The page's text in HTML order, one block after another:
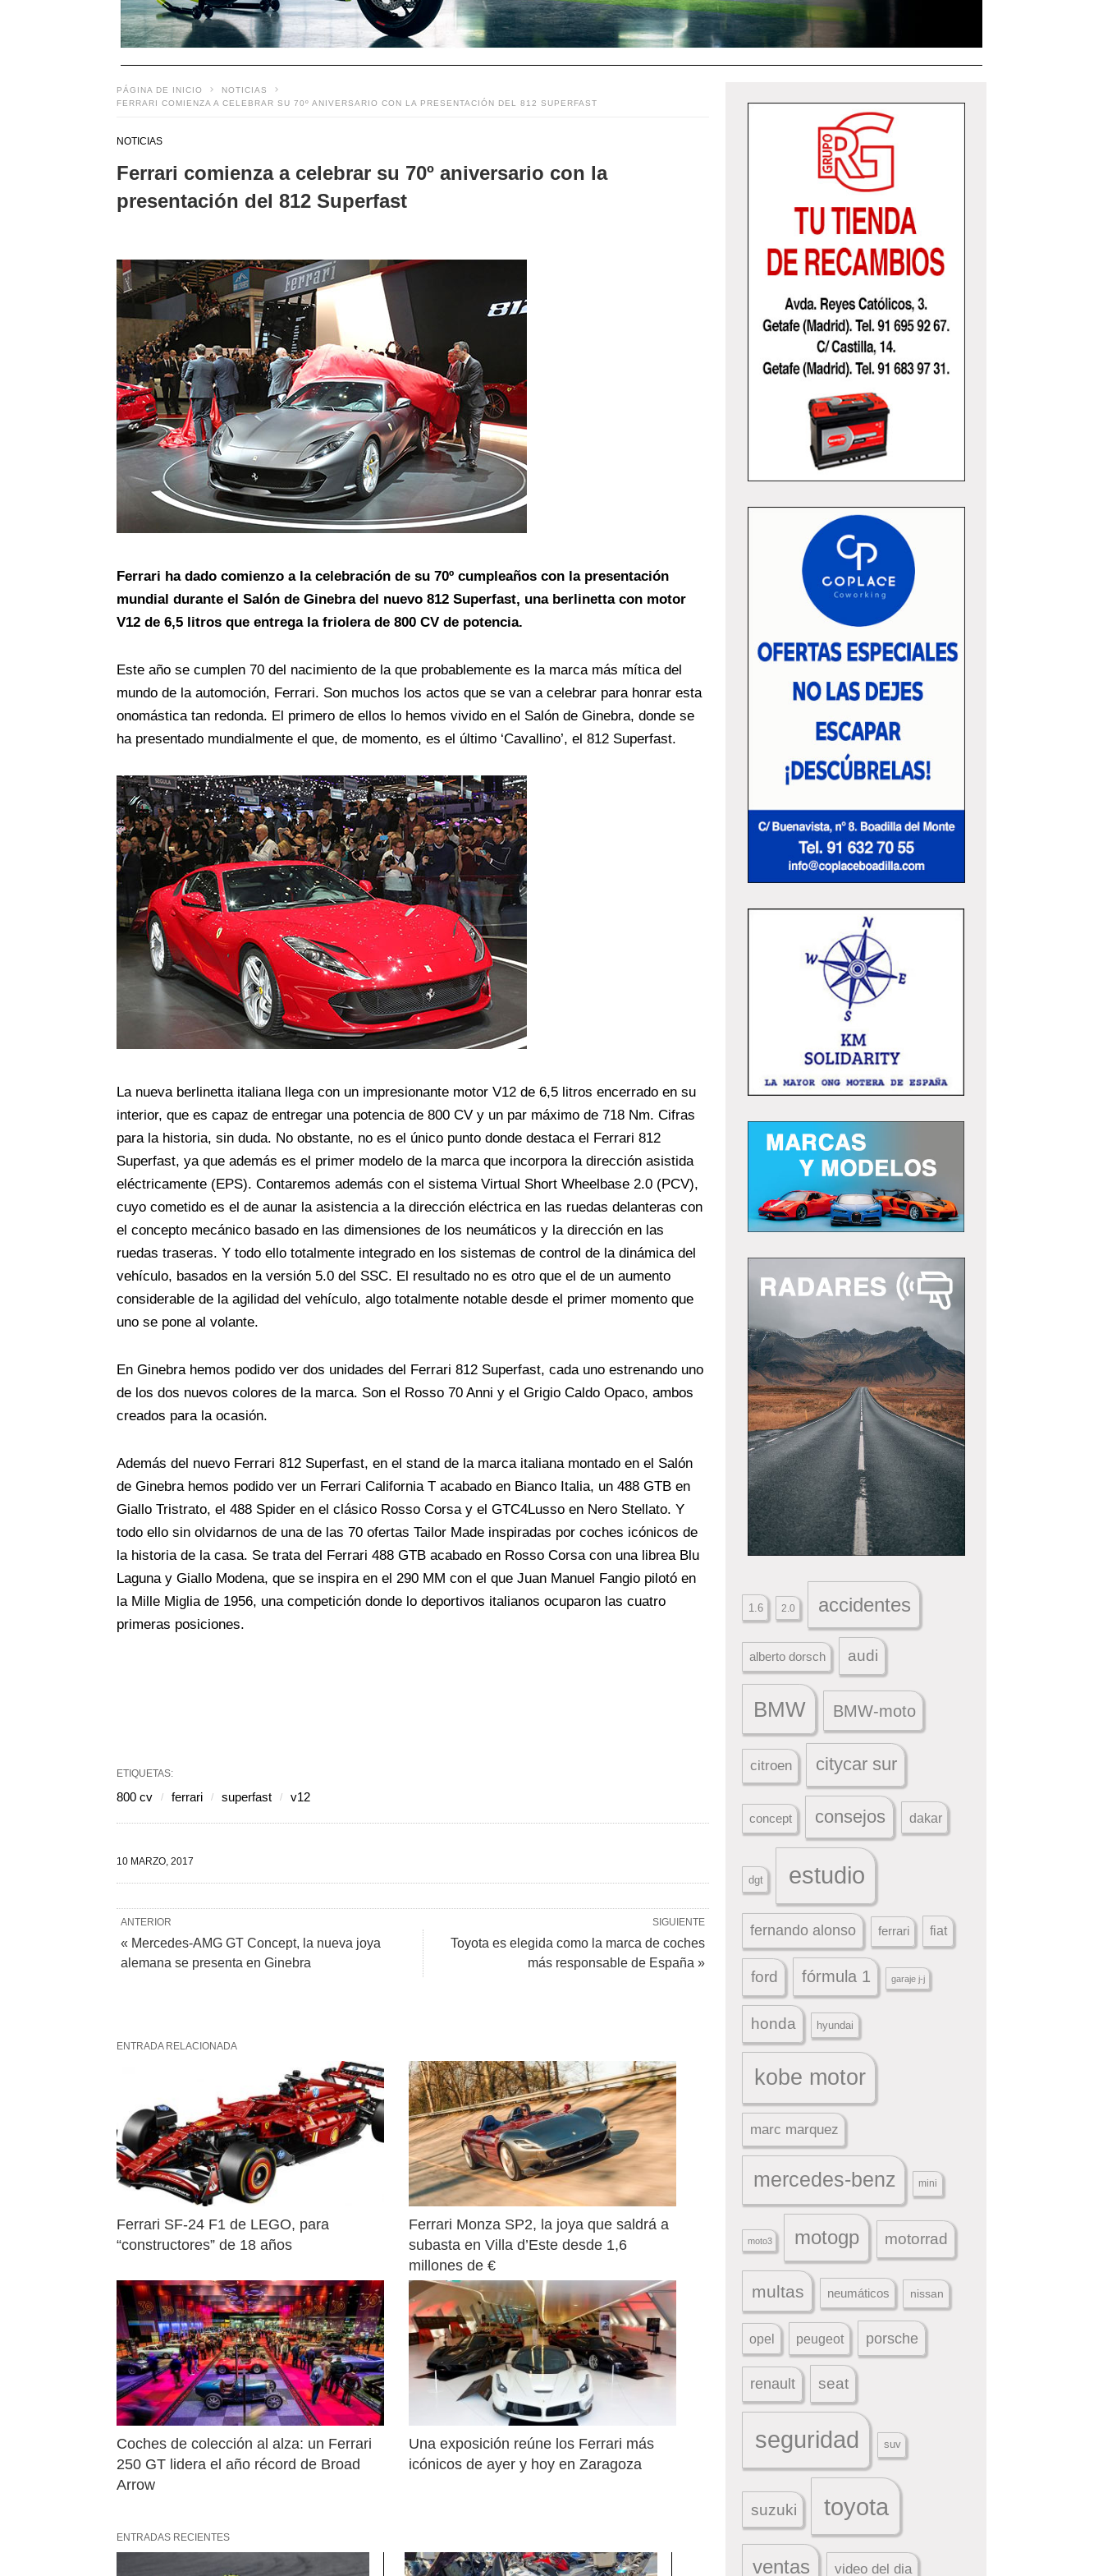
PÁGINA DE INICIO
NOTICIAS
FERRARI COMIENZA A CELEBRAR SU 70º ANIVERSARIO CON LA PRESENTACIÓN DEL 812 SUPERFAST
NOTICIAS
Ferrari comienza a celebrar su 70º aniversario con la
presentación del 812 Superfast
Ferrari ha dado comienzo a la celebración de su 70º cumpleaños con la presentación
mundial durante el Salón de Ginebra del nuevo 812 Superfast, una berlinetta con motor
V12 de 6,5 litros que entrega la friolera de 800 CV de potencia.
Este año se cumplen 70 del nacimiento de la que probablemente es la marca más mítica del
mundo de la automoción, Ferrari. Son muchos los actos que se van a celebrar para honrar esta
onomástica tan redonda. El primero de ellos lo hemos vivido en el Salón de Ginebra, donde se
ha presentado mundialmente el que, de momento, es el último ‘Cavallino’, el 812 Superfast.
La nueva berlinetta italiana llega con un impresionante motor V12 de 6,5 litros encerrado en su
interior, que es capaz de entregar una potencia de 800 CV y un par máximo de 718 Nm. Cifras
para la historia, sin duda. No obstante, no es el único punto donde destaca el Ferrari 812
Superfast, ya que además es el primer modelo de la marca que incorpora la dirección asistida
eléctricamente (EPS). Contaremos además con el sistema Virtual Short Wheelbase 2.0 (PCV),
cuyo cometido es el de aunar la asistencia a la dirección eléctrica en las ruedas delanteras con
el concepto mecánico basado en las dimensiones de los neumáticos y la dirección en las
ruedas traseras. Y todo ello totalmente integrado en los sistemas de control de la dinámica del
vehículo, basados en la versión 5.0 del SSC. El resultado no es otro que el de un aumento
considerable de la agilidad del vehículo, algo totalmente notable desde el primer momento que
uno se pone al volante.
En Ginebra hemos podido ver dos unidades del Ferrari 812 Superfast, cada uno estrenando uno
de los dos nuevos colores de la marca. Son el Rosso 70 Anni y el Grigio Caldo Opaco, ambos
creados para la ocasión.
Además del nuevo Ferrari 812 Superfast, en el stand de la marca italiana montado en el Salón
de Ginebra hemos podido ver un Ferrari California T acabado en Bianco Italia, un 488 GTB en
Giallo Tristrato, el 488 Spider en el clásico Rosso Corsa y el GTC4Lusso en Nero Stellato. Y
todo ello sin olvidarnos de una de las 70 ofertas Tailor Made inspiradas por coches icónicos de
la historia de la casa. Se trata del Ferrari 488 GTB acabado en Rosso Corsa con una librea Blu
Laguna y Giallo Modena, que se inspira en el 290 MM con el que Juan Manuel Fangio pilotó en
la Mille Miglia de 1956, una competición donde lo deportivos italianos ocuparon las cuatro
primeras posiciones.
ETIQUETAS:
800 cv ferrari superfast v12
10 MARZO, 2017
SIGUIENTE
Toyota es elegida como la marca de coches
más responsable de España »
ANTERIOR
« Mercedes-AMG GT Concept, la nueva joya
alemana se presenta en Ginebra
ENTRADA RELACIONADA
Ferrari SF-24 F1 de LEGO, para
“constructores” de 18 años
Ferrari Monza SP2, la joya que saldrá a
subasta en Villa d’Este desde 1,6
millones de €
Coches de colección al alza: un Ferrari
250 GT lidera el año récord de Broad
Arrow
Una exposición reúne los Ferrari más
icónicos de ayer y hoy en Zaragoza
ENTRADAS RECIENTES
1.6 2.0 accidentes
alberto dorsch audi
BMW BMW-moto
citroen citycar sur
concept consejos dakar
dgt estudio
fernando alonso ferrari fiat
ford fórmula 1 garaje j-j
honda hyundai
kobe motor
marc marquez
mercedes-benz mini
moto3 motogp motorrad
multas neumáticos nissan
opel peugeot porsche
renault seat
seguridad suv
suzuki toyota
ventas video del dia